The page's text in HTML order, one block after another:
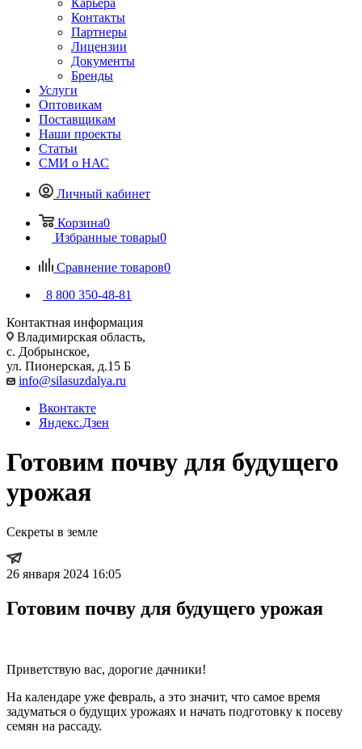
Контакты
Партнеры
Лицензии
Документы
Бренды
Услуги
Оптовикам
Поставщикам
Наши проекты
Статьи
СМИ о НАС
Личный кабинет
Корзина0
Избранные товары0
Сравнение товаров0
8 800 350-48-81
Контактная информация
Владимирская область,
с. Добрынское,
ул. Пионерская, д.15 Б
info@silasuzdalya.ru
Вконтакте
Яндекс.Дзен
Готовим почву для будущего
урожая
Секреты в земле
26 января 2024 16:05
Готовим почву для будущего урожая
Приветствую вас, дорогие дачники!
На календаре уже февраль, а это значит, что самое время
задуматься о будущих урожаях и начать подготовку к посеву
семян на рассаду.